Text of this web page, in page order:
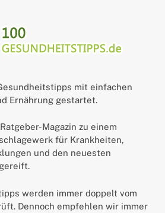
mit einfachen
Ernährung gestartet.
Magazin zu einem
für Krankheiten,
und den neuesten
werden immer doppelt vom
Dennoch empfehlen wir immer